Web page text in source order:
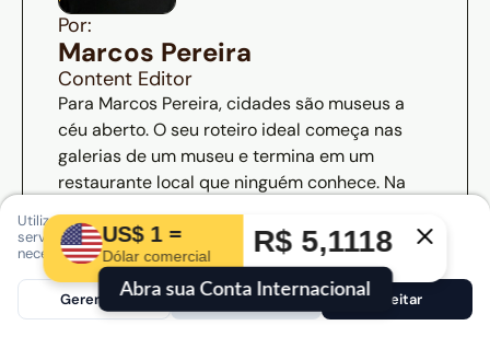
Por:
Marcos Pereira
Content Editor
Para Marcos Pereira, cidades são museus a
céu aberto. O seu roteiro ideal começa nas
galerias de um museu e termina em um
restaurante local que ninguém conhece. Na
Nomad, compartilha roteiros para quem viaja
para absorver o máximo de cultura, arte e
sabor que uma metrópole pode oferecer.
Utilizamos cookies para auxiliar a navegação e melhorar nossos
serviços. Você pode optar por aceitar, rejeitar os cookies não
necessários ou escolher quais quer autorizar.Saiba mais
Gerenciar Rejeitar Aceitar
US$ 1 =
Dólar comercial R$ 5,1118
Abra sua Conta Internacional